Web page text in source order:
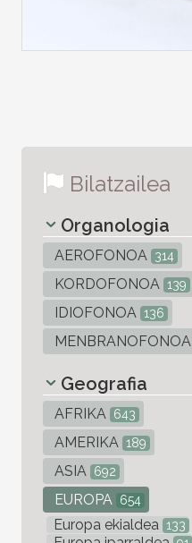
Bilatzailea
Organologia
AEROFONOA 314
KORDOFONOA 139
IDIOFONOA 136
MENBRANOFONOA
Geografia
AFRIKA 643
AMERIKA 189
ASIA 692
EUROPA 654
Europa ekialdea 133